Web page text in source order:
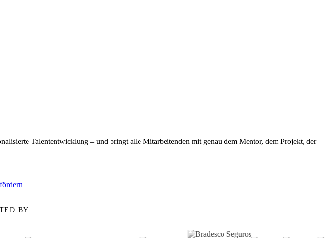
Talententwicklung – und bringt alle Mitarbeitenden mit genau dem Mentor, dem Projekt, der
BY